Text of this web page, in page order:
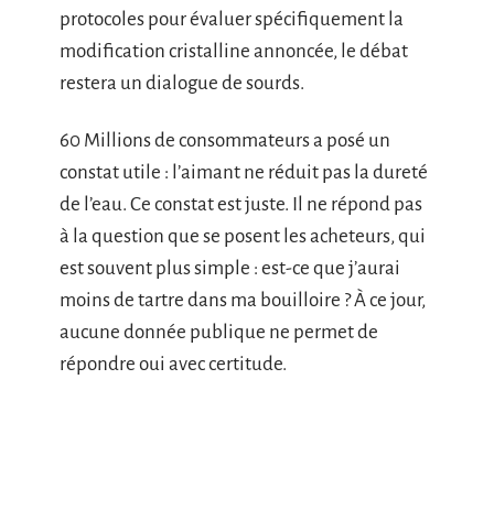
protocoles pour évaluer spécifiquement la
modification cristalline annoncée, le débat
restera un dialogue de sourds.
60 Millions de consommateurs a posé un
constat utile : l’aimant ne réduit pas la dureté
de l’eau. Ce constat est juste. Il ne répond pas
à la question que se posent les acheteurs, qui
est souvent plus simple : est-ce que j’aurai
moins de tartre dans ma bouilloire ? À ce jour,
aucune donnée publique ne permet de
répondre oui avec certitude.